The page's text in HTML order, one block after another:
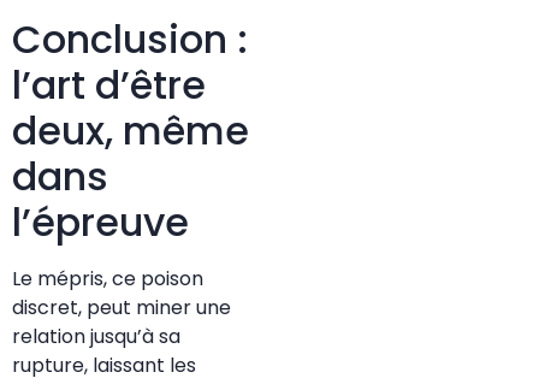
Conclusion :
l’art d’être
deux, même
dans
l’épreuve
Le mépris, ce poison
discret, peut miner une
relation jusqu’à sa
rupture, laissant les